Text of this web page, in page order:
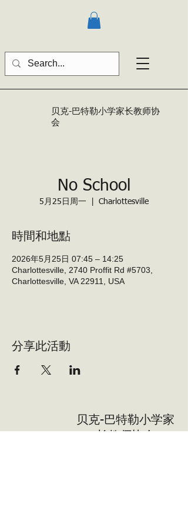
贝克-巴特勒小学家长教师协
会
No School
5月25日周一 Charlottesville
時間和地點
2026年5月25日 07:45 – 14:25
Charlottesville, 2740 Proffit Rd #5703,
Charlottesville, VA 22911, USA
分享此活動
贝克-巴特勒小学家